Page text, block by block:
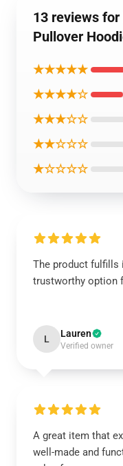
13 reviews for
Pullover
★★★★★
★★★★☆
★★★☆☆
★★☆☆☆
★☆☆☆☆
The product fulfills
trustworthy option
L Lauren
Verified owner
A great item that
well-made and